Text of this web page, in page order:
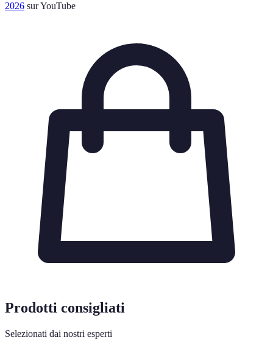
2026 sur YouTube
Prodotti consigliati
Selezionati dai nostri esperti